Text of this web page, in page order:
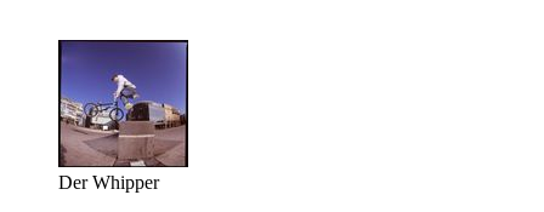
Der Whipper